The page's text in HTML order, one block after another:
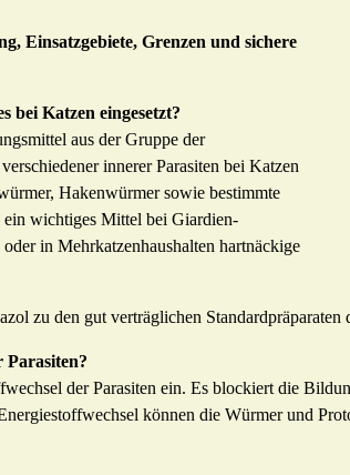
Einsatzgebiete, Grenzen und sichere
bei Katzen eingesetzt?
aus der Gruppe der
innerer Parasiten bei Katzen
Hakenwürmer sowie bestimmte
wichtiges Mittel bei Giardien-
in Mehrkatzenhaushalten hartnäckige
zu den gut verträglichen Standardpräparaten
der Parasiten ein. Es blockiert die
können die Würmer und